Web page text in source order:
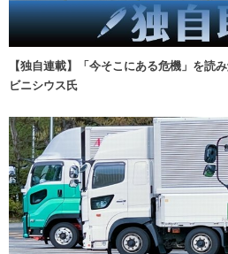
【独自連載】「今そこにある危機」を読
ビニシウス氏